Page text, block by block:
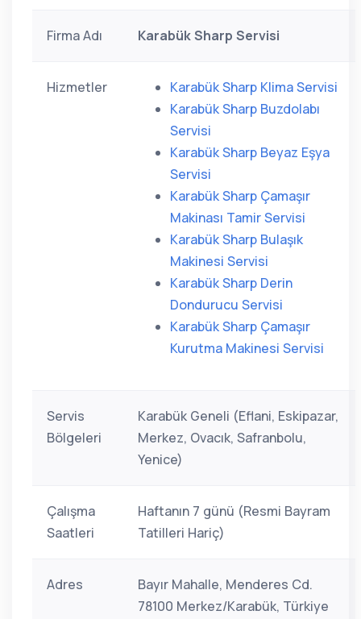
Firma Adı Karabük Sharp Servisi
Hizmetler
Karabük Sharp Klima Servisi
Karabük Sharp Buzdolabı
Servisi
Karabük Sharp Beyaz Eşya
Servisi
Karabük Sharp Çamaşır
Makinası Tamir Servisi
Karabük Sharp Bulaşık
Makinesi Servisi
Karabük Sharp Derin
Dondurucu Servisi
Karabük Sharp Çamaşır
Kurutma Makinesi Servisi
Servis
Bölgeleri
Karabük Geneli (Eflani, Eskipazar,
Merkez, Ovacık, Safranbolu,
Yenice)
Çalışma
Saatleri
Haftanın 7 günü (Resmi Bayram
Tatilleri Hariç)
Adres
Bayır Mahalle, Menderes Cd.
78100 Merkez/Karabük, Türkiye